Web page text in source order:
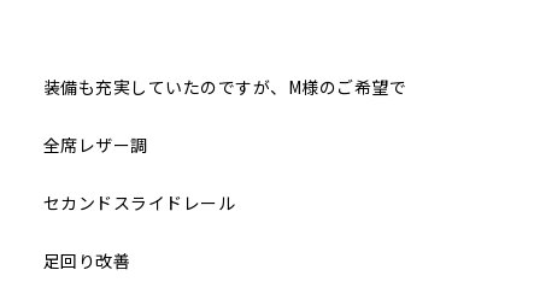
装備も充実していたのですが、M様のご希望で
全席レザー調
セカンドスライドレール
足回り改善